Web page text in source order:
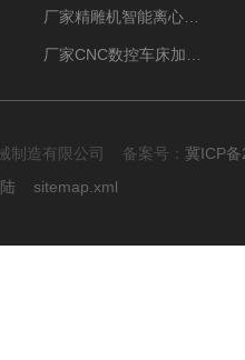
制造有限公司 备案号： 冀ICP
sitemap.xml